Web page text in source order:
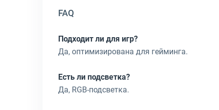
FAQ
Подходит ли для игр?
Да, оптимизирована для гейминга.
Есть ли подсветка?
Да, RGB-подсветка.